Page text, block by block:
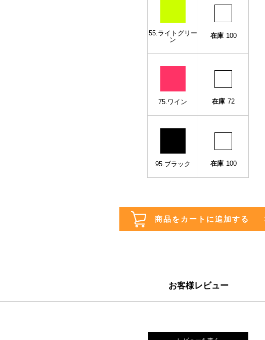
55.ライトグリー
ン
在庫 100
75.ワイン 在庫 72
95.ブラック 在庫 100
お客様レビュー